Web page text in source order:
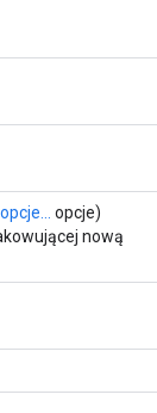
opcje...
opcje)
nową